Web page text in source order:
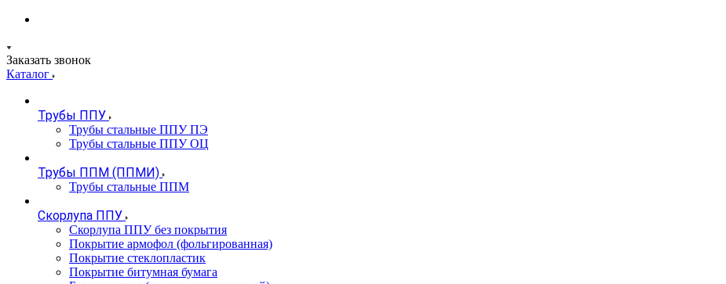
Заказать звонок
Каталог
Трубы ППУ
Трубы стальные ППУ ПЭ
Трубы стальные ППУ ОЦ
Трубы ППМ (ППМИ)
Трубы стальные ППМ
Скорлупа ППУ
Скорлупа ППУ без покрытия
Покрытие армофол (фольгированная)
Покрытие стеклопластик
Покрытие битумная бумага